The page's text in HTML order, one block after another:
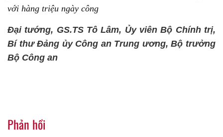
với hàng triệu ngày công
Đại tướng, GS.TS Tô Lâm, Ủy viên Bộ Chính trị,
Bí thư Đảng ủy Công an Trung ương, Bộ trưởng
Bộ Công an
Phản hồi